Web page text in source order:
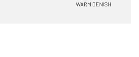
WARM DENISH